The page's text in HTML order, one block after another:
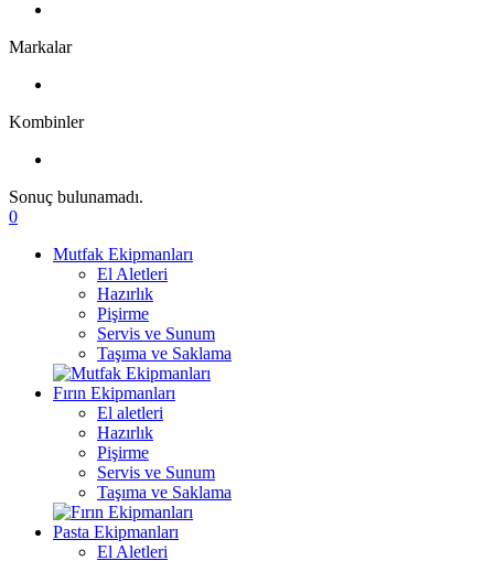
Markalar
Kombinler
Sonuç bulunamadı.
0
Mutfak Ekipmanları
El Aletleri
Hazırlık
Pişirme
Servis ve Sunum
Taşıma ve Saklama
Fırın Ekipmanları
El aletleri
Hazırlık
Pişirme
Servis ve Sunum
Taşıma ve Saklama
Pasta Ekipmanları
El Aletleri